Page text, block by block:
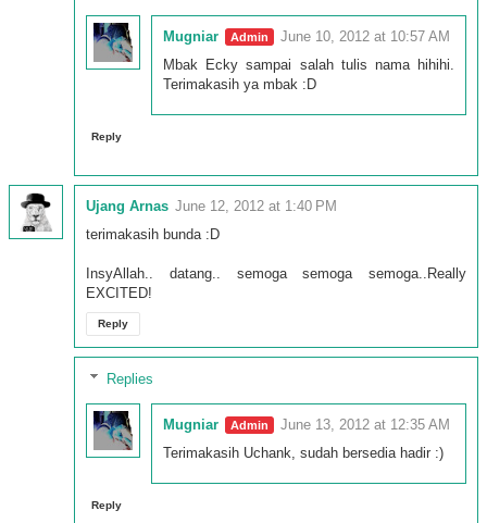
Mugniar
June 10, 2012 at 10:57 AM
Mbak Ecky sampai salah tulis nama hihihi.
Terimakasih ya mbak :D
Reply
Ujang Arnas June 12, 2012 at 1:40 PM
terimakasih bunda :D
InsyAllah.. datang.. semoga semoga semoga..Really
EXCITED!
Reply
Replies
Mugniar
June 13, 2012 at 12:35 AM
Terimakasih Uchank, sudah bersedia hadir :)
Reply